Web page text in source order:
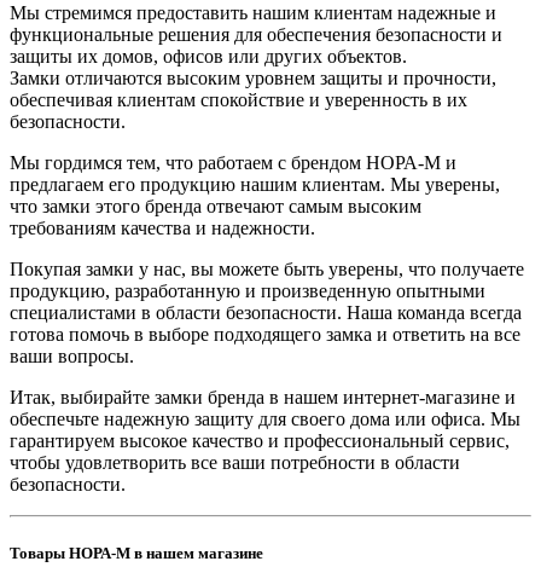
Мы стремимся предоставить нашим клиентам надежные и
функциональные решения для обеспечения безопасности и
защиты их домов, офисов или других объектов.
Замки отличаются высоким уровнем защиты и прочности,
обеспечивая клиентам спокойствие и уверенность в их
безопасности.
Мы гордимся тем, что работаем с брендом НОРА-М и
предлагаем его продукцию нашим клиентам. Мы уверены,
что замки этого бренда отвечают самым высоким
требованиям качества и надежности.
Покупая замки у нас, вы можете быть уверены, что получаете
продукцию, разработанную и произведенную опытными
специалистами в области безопасности. Наша команда всегда
готова помочь в выборе подходящего замка и ответить на все
ваши вопросы.
Итак, выбирайте замки бренда в нашем интернет-магазине и
обеспечьте надежную защиту для своего дома или офиса. Мы
гарантируем высокое качество и профессиональный сервис,
чтобы удовлетворить все ваши потребности в области
безопасности.
Товары НОРА-М в нашем магазине